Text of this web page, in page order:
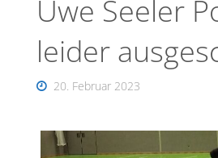
Uwe Seeler
leider
20. Februar 2023